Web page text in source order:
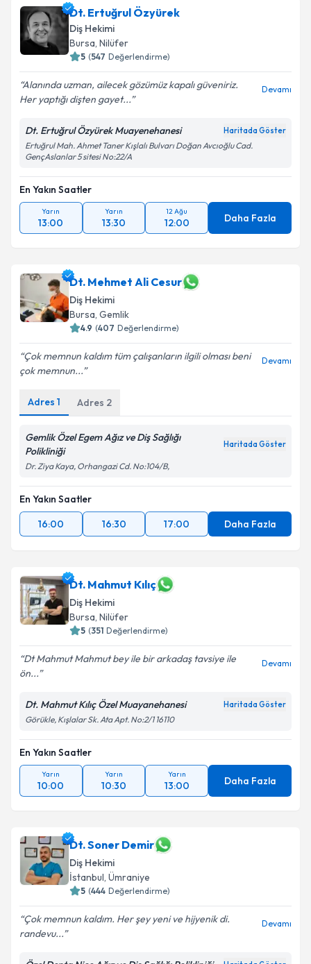
Dt. Ertuğrul Özyürek
Diş Hekimi
Bursa, Nilüfer
5 (547 Değerlendirme)
Alanında uzman, ailecek gözümüz kapalı güveniriz.
Her yaptığı dişten gayet...
Devamı
Dt. Ertuğrul Özyürek Muayenehanesi Haritada Göster
Ertuğrul Mah. Ahmet Taner Kışlalı Bulvarı Doğan Avcıoğlu Cad.
GençAslanlar 5 sitesi No:22/A
En Yakın Saatler
Yarın
13:00
Yarın
13:30
12 Ağu
12:00 Daha Fazla
Dt. Mehmet Ali Cesur
Diş Hekimi
Bursa, Gemlik
4.9 (407 Değerlendirme)
Çok memnun kaldım tüm çalışanların ilgili olması beni
çok memnun...
Devamı
Adres 1 Adres 2
Gemlik Özel Egem Ağız ve Diş Sağlığı
Polikliniği
Haritada Göster
Dr. Ziya Kaya, Orhangazi Cd. No:104/B,
En Yakın Saatler
16:00
16:30 17:00 Daha Fazla
Dt. Mahmut Kılıç
Diş Hekimi
Bursa, Nilüfer
5 (351 Değerlendirme)
Dt Mahmut Mahmut bey ile bir arkadaş tavsiye ile
ön...
Devamı
Dt. Mahmut Kılıç Özel Muayanehanesi Haritada Göster
Görükle, Kışlalar Sk. Ata Apt. No:2/1 16110
En Yakın Saatler
Yarın
10:00
Yarın
10:30
Yarın
13:00 Daha Fazla
Dt. Soner Demir
Diş Hekimi
İstanbul, Ümraniye
5 (444 Değerlendirme)
Çok memnun kaldım. Her şey yeni ve hijyenik di.
randevu...
Devamı